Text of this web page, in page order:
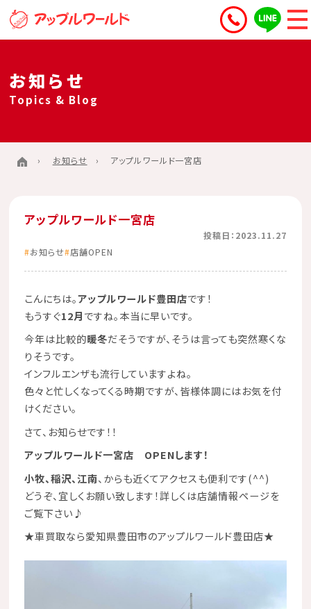
お知らせ
Topics & Blog
お知らせ アップルワールド一宮店
アップルワールド一宮店
投稿日：2023.11.27
お知らせ 店舗OPEN
こんにちは。アップルワールド豊田店です！
もうすぐ12月ですね。本当に早いです。
今年は比較的暖冬だそうですが、そうは言っても突然寒くな
りそうです。
インフルエンザも流行していますよね。
色々と忙しくなってくる時期ですが、皆様体調にはお気を付
けください。
さて、お知らせです！！
アップルワールド一宮店
OPENします！
小牧、稲沢、江南、からも近くてアクセスも便利です(^^)
どうぞ、宜しくお願い致します！詳しくは店舗情報ページを
ご覧下さい♪
★車買取なら愛知県豊田市のアップルワールド豊田店★